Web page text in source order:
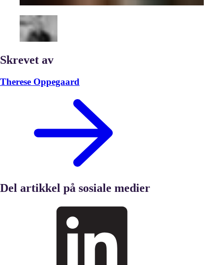
Skrevet av
Therese Oppegaard
Del artikkel på sosiale medier